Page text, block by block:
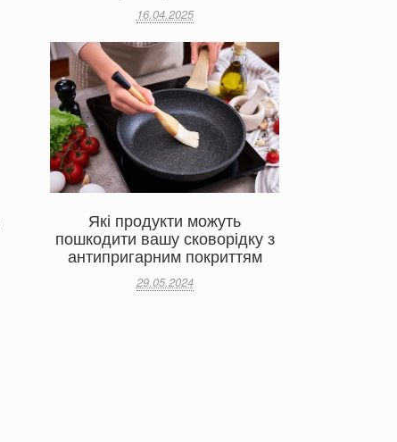
16.04.2025
Які продукти можуть
пошкодити вашу сковорідку з
антипригарним покриттям
29.05.2024